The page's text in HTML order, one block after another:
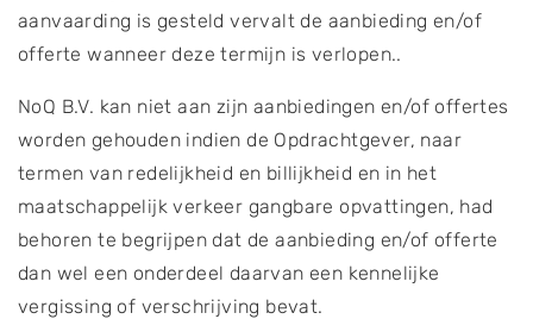
aanvaarding is gesteld vervalt de aanbieding en/of
offerte wanneer deze termijn is verlopen..
NoQ B.V. kan niet aan zijn aanbiedingen en/of offertes
worden gehouden indien de Opdrachtgever, naar
termen van redelijkheid en billijkheid en in het
maatschappelijk verkeer gangbare opvattingen, had
behoren te begrijpen dat de aanbieding en/of offerte
dan wel een onderdeel daarvan een kennelijke
vergissing of verschrijving bevat.